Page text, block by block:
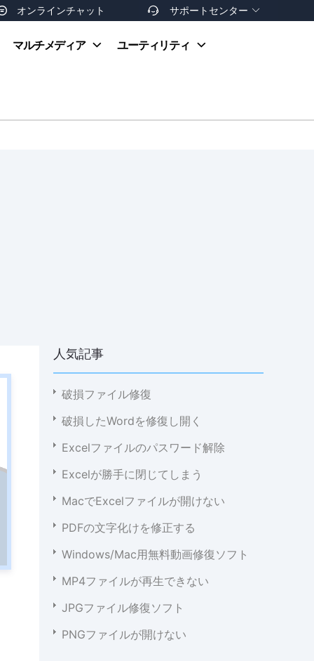
オンラインチャット  サポートセンター 
お支払い方法
マルチメディア ユーティリティ
人気記事
破損ファイル修復
破損したWordを修復し開く
Excelファイルのパスワード解除
Excelが勝手に閉じてしまう
MacでExcelファイルが開けない
PDFの文字化けを修正する
Windows/Mac用無料動画修復ソフト
MP4ファイルが再生できない
JPGファイル修復ソフト
PNGファイルが開けない